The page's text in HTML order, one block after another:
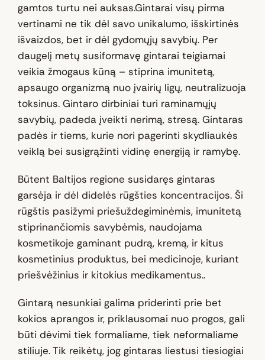
gamtos turtu nei auksas.Gintarai visų pirma
vertinami ne tik dėl savo unikalumo, išskirtinės
išvaizdos, bet ir dėl gydomųjų savybių. Per
daugelį metų susiformavę gintarai teigiamai
veikia žmogaus kūną – stiprina imunitetą,
apsaugo organizmą nuo įvairių ligų, neutralizuoja
toksinus. Gintaro dirbiniai turi raminamųjų
savybių, padeda įveikti nerimą, stresą. Gintaras
padės ir tiems, kurie nori pagerinti skydliaukės
veiklą bei susigrąžinti vidinę energiją ir ramybę.
Būtent Baltijos regione susidaręs gintaras
garsėja ir dėl didelės rūgšties koncentracijos. Ši
rūgštis pasižymi priešuždegiminėmis, imunitetą
stiprinančiomis savybėmis, naudojama
kosmetikoje gaminant pudrą, kremą, ir kitus
kosmetinius produktus, bei medicinoje, kuriant
priešvėžinius ir kitokius medikamentus..
Gintarą nesunkiai galima priderinti prie bet
kokios aprangos ir, priklausomai nuo progos, gali
būti dėvimi tiek formaliame, tiek neformaliame
stiliuje. Tik reikėtų, jog gintaras liestusi tiesiogiai